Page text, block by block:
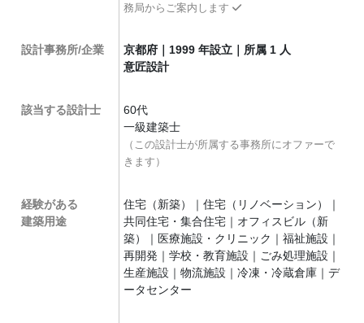
務局からご案内します
設計事務所/企業
京都府｜1999 年設立｜所属 1 人
意匠設計
該当する設計士
60代
一級建築士
（この設計士が所属する事務所にオファーで
きます）
経験がある
建築用途
住宅（新築）｜住宅（リノベーション）｜
共同住宅・集合住宅｜オフィスビル（新
築）｜医療施設・クリニック｜福祉施設｜
再開発｜学校・教育施設｜ごみ処理施設｜
生産施設｜物流施設｜冷凍・冷蔵倉庫｜デ
ータセンター